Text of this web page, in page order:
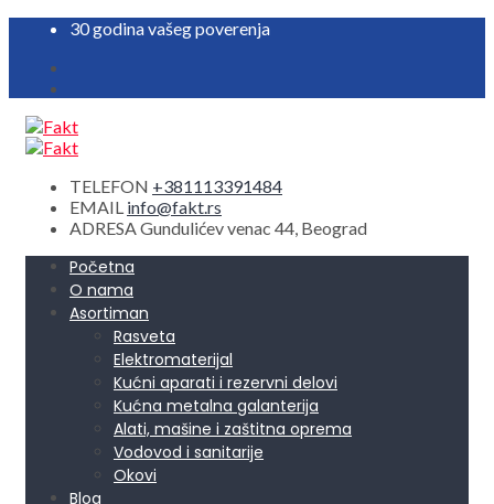
30 godina vašeg poverenja
TELEFON +381113391484
EMAIL info@fakt.rs
ADRESAGundulićev venac 44, Beograd
Početna
O nama
Asortiman
Rasveta
Elektromaterijal
Kućni aparati i rezervni delovi
Kućna metalna galanterija
Alati, mašine i zaštitna oprema
Vodovod i sanitarije
Okovi
Blog